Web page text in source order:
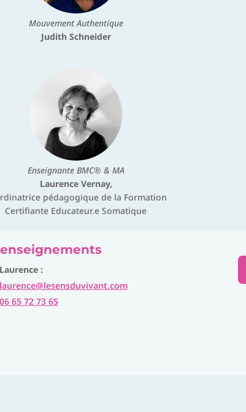
Mouvement Authentique
Judith Schneider
Enseignante BMC® & MA
Laurence Vernay,
pédagogique de la Formation
Certifiante Educateur.e Somatique
Laurence :
laurence@lesensduvivant.com
06 65 72 73 65